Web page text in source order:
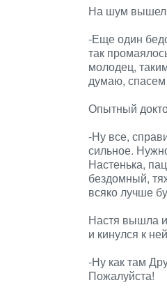
На шум вышел
-Еще один
так
молодец,
думаю,
Опытный
-Ну все,
сильное.
Настенька,
бездомный,
всяко лучше
Настя вышла
и кинулся к
-Ну как там
Пожалуйста!